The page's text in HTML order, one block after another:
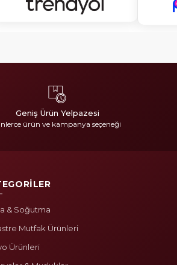
Geniş Ürün Yelpazesi
ürün ve kampanya seçeneği
& Soğutma
Mutfak Ürünleri
Ürünleri